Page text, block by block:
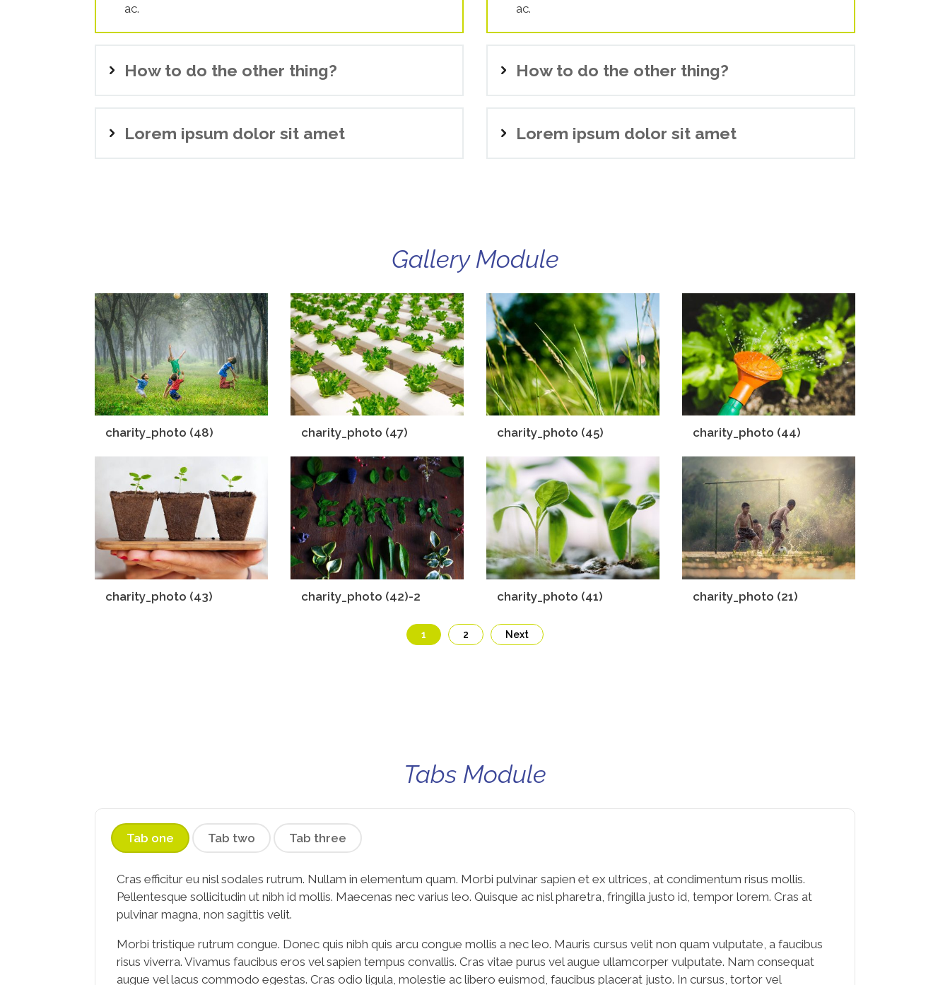
ac.
How to do the other thing?
Lorem ipsum dolor sit amet
ac.
How to do the other thing?
Lorem ipsum dolor sit amet
Gallery Module
charity_photo (48) charity_photo (47) charity_photo (45) charity_photo (44)
charity_photo (43) charity_photo (42)-2 charity_photo (41) charity_photo (21)
1 2 Next
Tabs Module
Tab one Tab two Tab three
Cras efficitur eu nisl sodales rutrum. Nullam in elementum quam. Morbi pulvinar sapien et ex ultrices, at condimentum risus mollis.
Pellentesque sollicitudin ut nibh id mollis. Maecenas nec varius leo. Quisque ac nisl pharetra, fringilla justo id, tempor lorem. Cras at
pulvinar magna, non sagittis velit.
Morbi tristique rutrum congue. Donec quis nibh quis arcu congue mollis a nec leo. Mauris cursus velit non quam vulputate, a faucibus
risus viverra. Vivamus faucibus eros vel sapien tempus convallis. Cras vitae purus vel augue ullamcorper vulputate. Nam consequat
augue vel lacus commodo egestas. Cras odio ligula, molestie ac libero euismod, faucibus placerat justo. In cursus, tortor vel